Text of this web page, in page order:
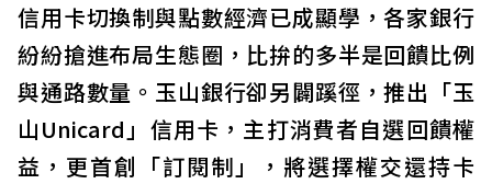
信用卡切換制與點數經濟已成顯學，各家銀行
紛紛搶進布局生態圈，比拚的多半是回饋比例
與通路數量。玉山銀行卻另闢蹊徑，推出「玉
山Unicard」信用卡，主打消費者自選回饋權
益，更首創「訂閱制」，將選擇權交還持卡